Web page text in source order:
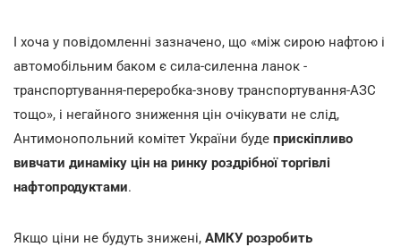
І хоча у повідомленні зазначено, що «між сирою нафтою і
автомобільним баком є сила-силенна ланок -
транспортування-переробка-знову транспортування-АЗС
тощо», і негайного зниження цін очікувати не слід,
Антимонопольний комітет України буде прискіпливо
вивчати динаміку цін на ринку роздрібної торгівлі
нафтопродуктами.
Якщо ціни не будуть знижені, АМКУ розробить